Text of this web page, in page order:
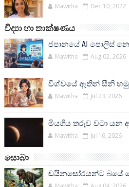
Mawitha Dec 10, 2022
විද්‍යා හා තාක්ෂණය
ජපානයේ AI පොලිස්
Mawitha Aug 02, 2026
විශ්වයේ ඈතින් සීනි
Mawitha Jul 23, 2026
මියගිය තරුව වටා යන
Mawitha Jul 16, 2026
සොබා
ඩයිනසෝරයන්ට බයේ